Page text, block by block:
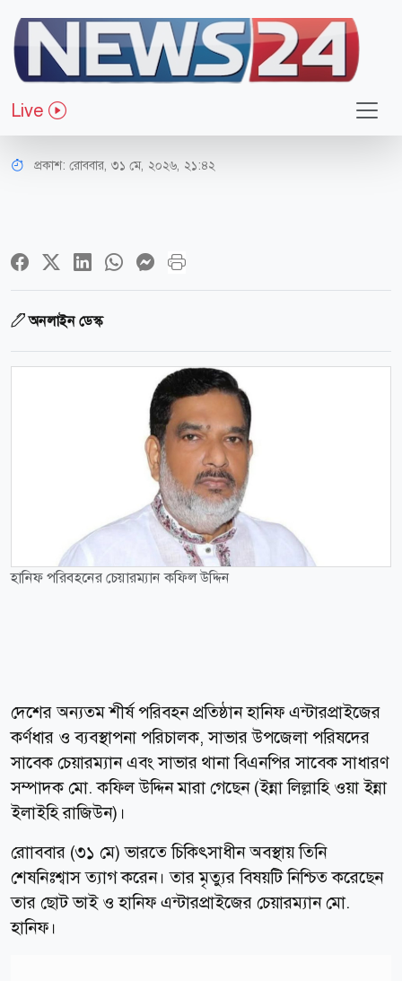
Live
সারাদেশ
হানিফ পরিবহনের চেয়ারম্যান কফিল
উদ্দিন আর নেই
প্রকাশ: রোববার, ৩১ মে, ২০২৬, ২১:৪২
অনলাইন ডেস্ক
হানিফ পরিবহনের চেয়ারম্যান কফিল উদ্দিন
দেশের অন্যতম শীর্ষ পরিবহন প্রতিষ্ঠান হানিফ এন্টারপ্রাইজের
কর্ণধার ও ব্যবস্থাপনা পরিচালক, সাভার উপজেলা পরিষদের
সাবেক চেয়ারম্যান এবং সাভার থানা বিএনপির সাবেক সাধারণ
সম্পাদক মো. কফিল উদ্দিন মারা গেছেন (ইন্না লিল্লাহি ওয়া ইন্না
ইলাইহি রাজিউন)।
রোাববার (৩১ মে) ভারতে চিকিৎসাধীন অবস্থায় তিনি
শেষনিঃশ্বাস ত্যাগ করেন। তার মৃত্যুর বিষয়টি নিশ্চিত করেছেন
তার ছোট ভাই ও হানিফ এন্টারপ্রাইজের চেয়ারম্যান মো.
হানিফ।